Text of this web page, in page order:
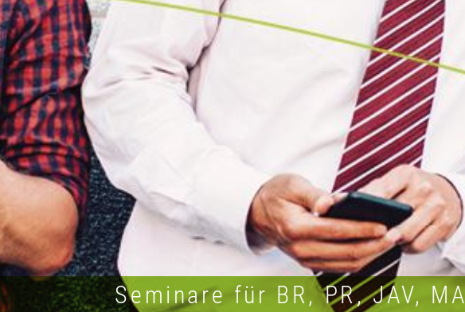
Seminare für BR, PR, JAV,